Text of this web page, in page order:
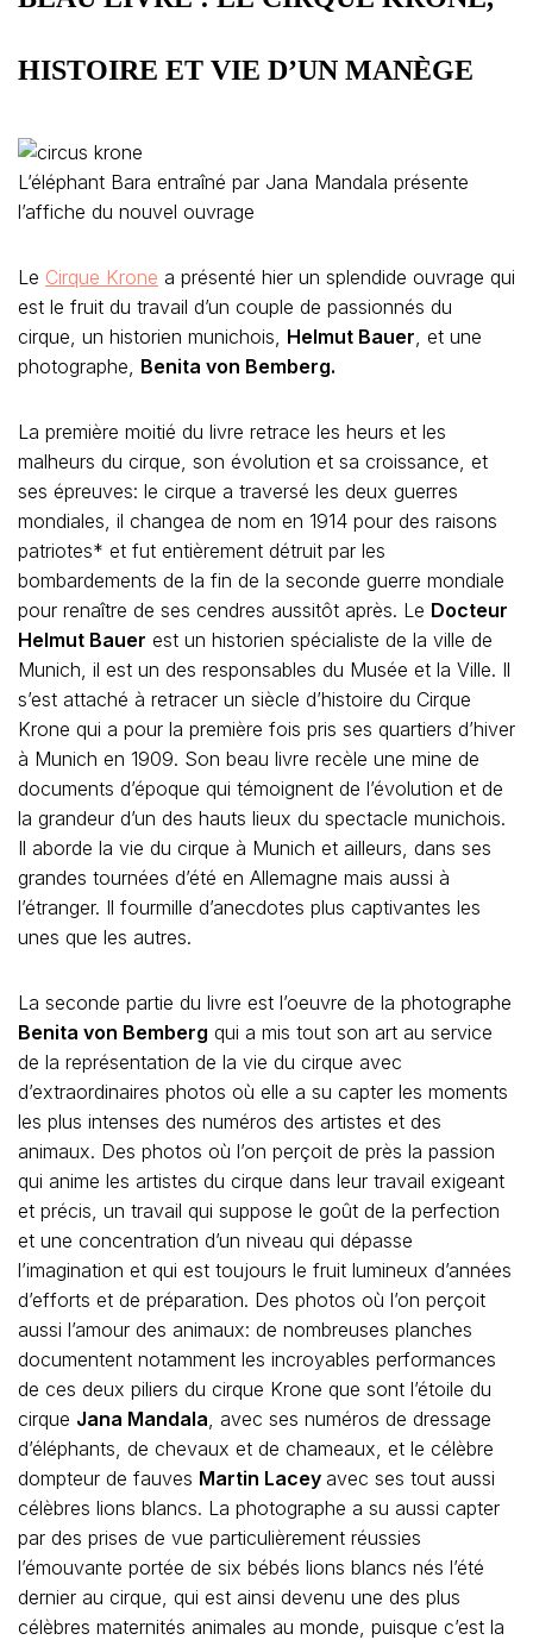
HISTOIRE ET VIE D’UN MANÈGE
L’éléphant Bara entraîné par Jana Mandala présente
l’affiche du nouvel ouvrage
Le Cirque Krone a présenté hier un splendide ouvrage qui
est le fruit du travail d’un couple de passionnés du
cirque, un historien munichois, Helmut Bauer , et une
photographe, Benita von Bemberg.
La première moitié du livre retrace les heurs et les
malheurs du cirque, son évolution et sa croissance, et
ses épreuves: le cirque a traversé les deux guerres
mondiales, il changea de nom en 1914 pour des raisons
patriotes* et fut entièrement détruit par les
bombardements de la fin de la seconde guerre mondiale
pour renaître de ses cendres aussitôt après. Le Docteur
Helmut Bauer est un historien spécialiste de la ville de
Munich, il est un des responsables du Musée et la Ville. Il
s’est attaché à retracer un siècle d’histoire du Cirque
Krone qui a pour la première fois pris ses quartiers d’hiver
à Munich en 1909. Son beau livre recèle une mine de
documents d’époque qui témoignent de l’évolution et de
la grandeur d’un des hauts lieux du spectacle munichois.
Il aborde la vie du cirque à Munich et ailleurs, dans ses
grandes tournées d’été en Allemagne mais aussi à
l’étranger. Il fourmille d’anecdotes plus captivantes les
unes que les autres.
La seconde partie du livre est l’oeuvre de la photographe
Benita von Bemberg qui a mis tout son art au service
de la représentation de la vie du cirque avec
d’extraordinaires photos où elle a su capter les moments
les plus intenses des numéros des artistes et des
animaux. Des photos où l’on perçoit de près la passion
qui anime les artistes du cirque dans leur travail exigeant
et précis, un travail qui suppose le goût de la perfection
et une concentration d’un niveau qui dépasse
l’imagination et qui est toujours le fruit lumineux d’années
d’efforts et de préparation. Des photos où l’on perçoit
aussi l’amour des animaux: de nombreuses planches
documentent notamment les incroyables performances
de ces deux piliers du cirque Krone que sont l’étoile du
cirque Jana Mandala , avec ses numéros de dressage
d’éléphants, de chevaux et de chameaux, et le célèbre
dompteur de fauves Martin Lacey avec ses tout aussi
célèbres lions blancs. La photographe a su aussi capter
par des prises de vue particulièrement réussies
l’émouvante portée de six bébés lions blancs nés l’été
dernier au cirque, qui est ainsi devenu une des plus
célèbres maternités animales au monde, puisque c’est la